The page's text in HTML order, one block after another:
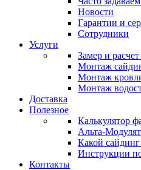
Новости
Гарантии и
Сотрудники
Услуги
Замер и
Монтаж
Монтаж
Монтаж
Доставка
Полезное
Калькулятор
Альта-
Какой
Инструкции
Контакты